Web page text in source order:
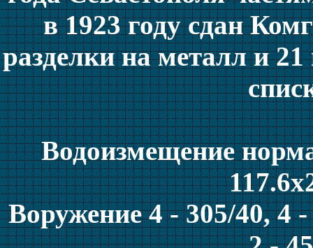
в 1923 году сдан
разделки на металл и
Водоизмещение
Воружение 4 - 305/40, 4